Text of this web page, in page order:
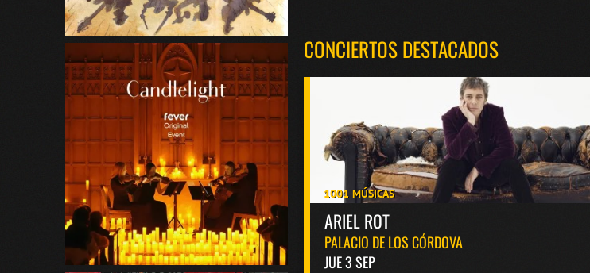
CONCIERTOS DESTACADOS
1001 MÚSICAS
ARIEL ROT
PALACIO DE LOS CÓRDOVA
JUE 3 SEP